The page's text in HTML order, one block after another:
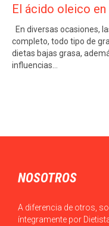
El ácido oleico en
En diversas ocasiones,
completo, todo tipo de
dietas bajas grasa,
influencias…
NOSOTROS
A diferencia de otros,
íntegramente por